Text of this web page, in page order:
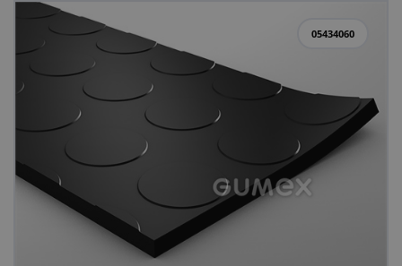
Dopravníkové pásy a montáž
Zlepšení pracovního prostředí
Další pryžové a plastové výrobky
Centrum poptávek
Vše o nákupu
05434060